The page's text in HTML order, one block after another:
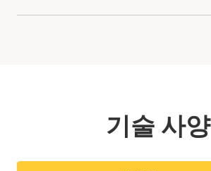
기술 사양